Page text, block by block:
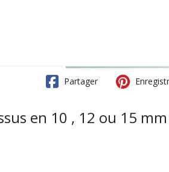
Partager
en 10 , 12 ou 15